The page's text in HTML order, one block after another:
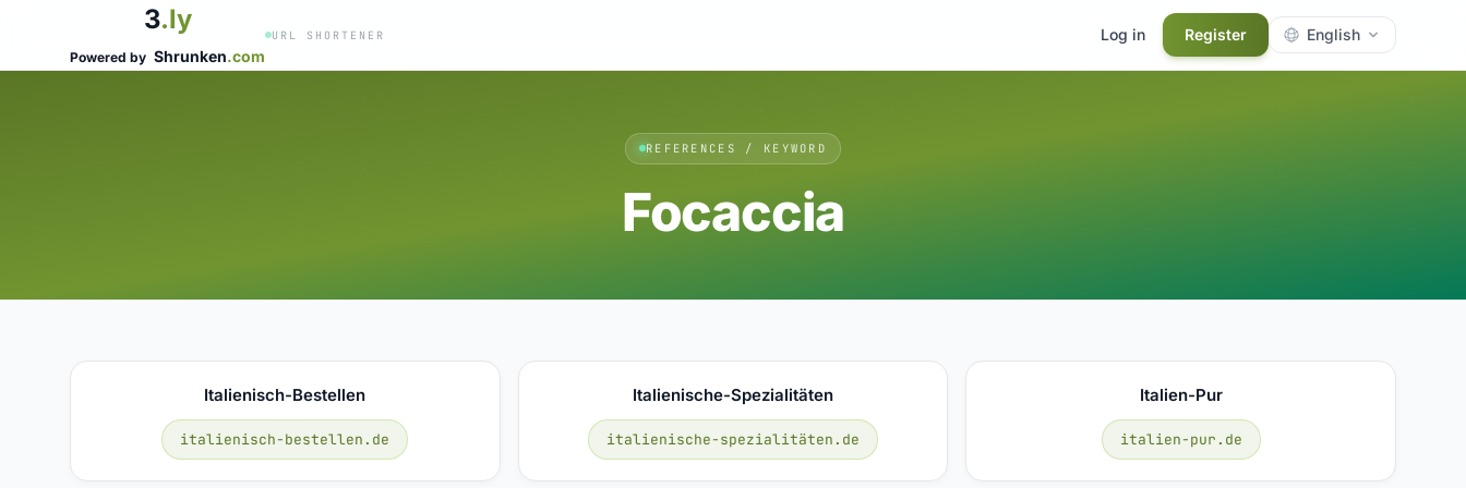
3.ly
Powered by Shrunken.com
URL SHORTENER Log in Register English
REFERENCES / KEYWORD
Focaccia
Italienisch-Bestellen
italienisch-bestellen.de
Italienische-Spezialitäten
italienische-spezialitäten.de
Italien-Pur
italien-pur.de